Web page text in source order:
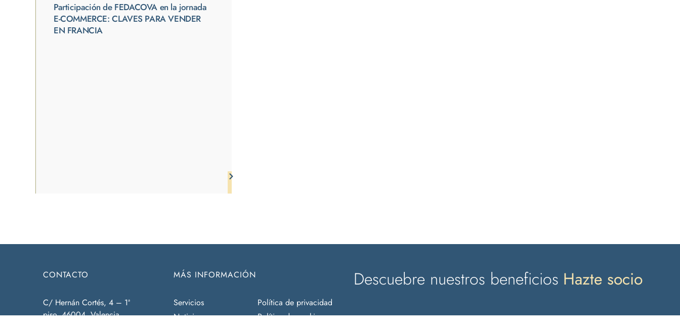
Participación de FEDACOVA en la jornada
E-COMMERCE: CLAVES PARA VENDER
EN FRANCIA
CONTACTO
C/ Hernán Cortés, 4 – 1ª
piso, 46004, Valencia.
MÁS INFORMACIÓN
Servicios
Noticias
Política de privacidad
Política de cookies
Descuebre nuestros beneficios Hazte socio